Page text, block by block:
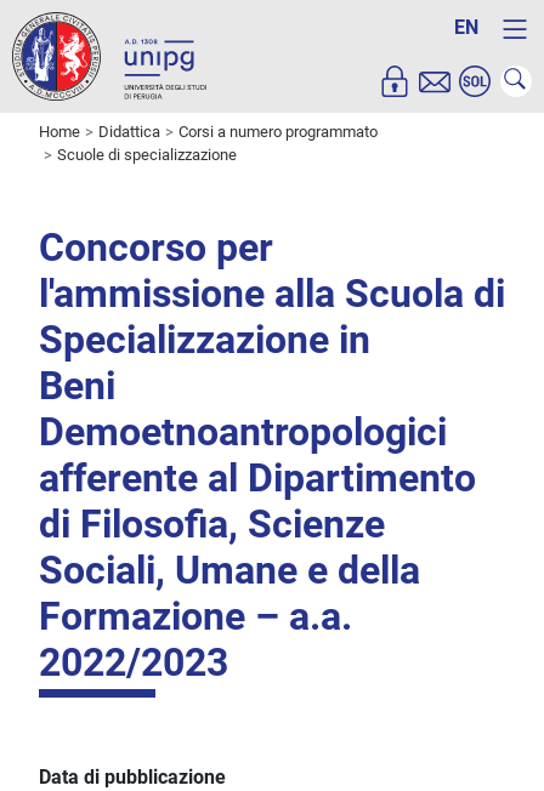
EN
Home Didattica
Corsi a numero programmato
Scuole di specializzazione
Concorso per
l'ammissione alla Scuola di
Specializzazione in
Beni
Demoetnoantropologici
afferente al Dipartimento
di Filosofia, Scienze
Sociali, Umane e della
Formazione – a.a.
2022/2023
Data di pubblicazione